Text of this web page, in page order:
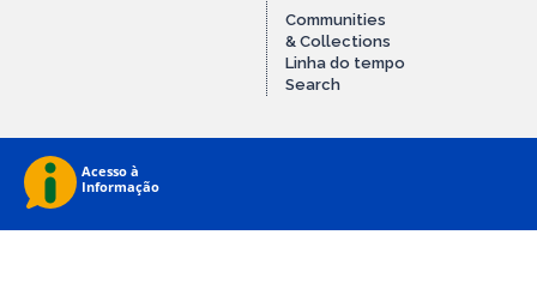
Communities
& Collections
Linha do tempo
Search